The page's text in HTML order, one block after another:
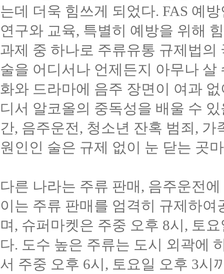
는데 더욱 힘쓰게 되었다. FAS 예
연구와 교육, 특별히 예방을 위해
과제 중 하나로 주류유통 규제법
술을 어디서나 언제든지 아무나 살
화와 드라마에 음주 장면이 여과
디서 알코올의 중독성을 배울 수
간, 음주운전, 청소년 잔혹 범죄, 가
원인인 술은 규제 없이 눈 닫는 곳
다른 나라는 주류 판매, 음주운전
이는 주류 판매를 엄격히 규제하여
며, 슈퍼마켓은 주중 오후 8시, 토
다. 도수 높은 주류는 도시 외곽에
서 주중 오후 6시, 토요일 오후 3시